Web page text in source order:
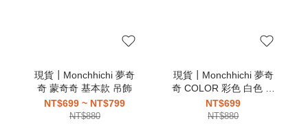
現貨┃Monchhichi 夢奇
奇 蒙奇奇 基本款 吊飾
NT$699 ~ NT$799
NT$880
現貨┃Monchhichi 夢奇
奇 COLOR 彩色 白色 黑
色 粉色 藍色 綠色 紫色
吊飾
NT$699
NT$880